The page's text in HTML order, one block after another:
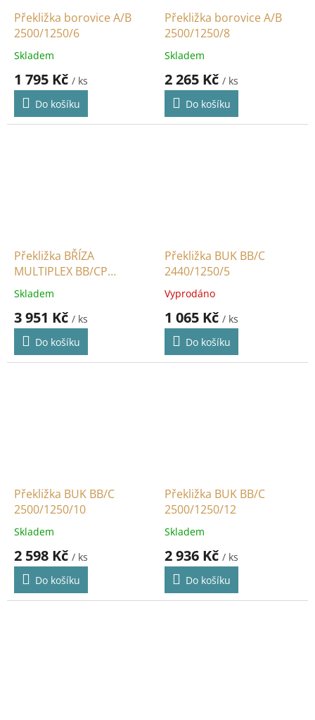
Překližka borovice A/B
2500/1250/6
Skladem
1 795 Kč / ks
Do košíku
Překližka borovice A/B
2500/1250/8
Skladem
2 265 Kč / ks
Do košíku
Překližka BŘÍZA
MULTIPLEX BB/CP
1250/2500/15
Skladem
3 951 Kč / ks
Do košíku
Překližka BUK BB/C
2440/1250/5
Vyprodáno
1 065 Kč / ks
Do košíku
Překližka BUK BB/C
2500/1250/10
Skladem
2 598 Kč / ks
Do košíku
Překližka BUK BB/C
2500/1250/12
Skladem
2 936 Kč / ks
Do košíku